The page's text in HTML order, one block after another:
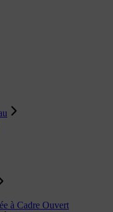
à Cadre Ouvert